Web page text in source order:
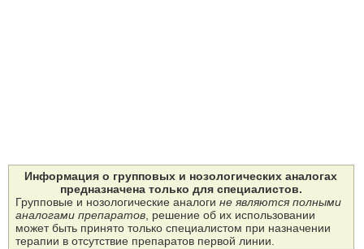
Информация о групповых и нозологических аналогах
предназначена только для специалистов.
Групповые и нозологические аналоги не являются полными
аналогами препаратов, решение об их использовании
может быть принято только специалистом при назначении
терапии в отсутствие препаратов первой линии.